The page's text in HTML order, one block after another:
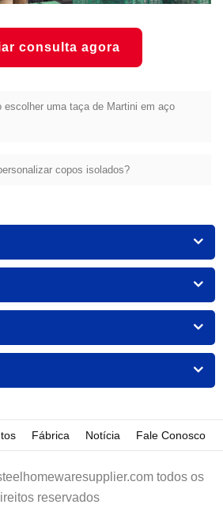
consulta agora
escolher uma taça de Martini em aço
copos isolados?
Fábrica Notícia Fale Conosco
todos os
reservados